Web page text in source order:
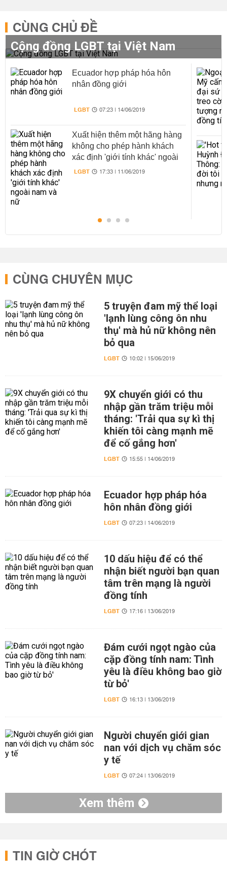
CÙNG CHỦ ĐỀ
Cộng đồng LGBT tại Việt Nam
Ecuador hợp pháp hóa hôn
nhân đồng giới
LGBT 07:23 | 14/06/2019
Xuất hiện thêm một hãng hàng
không cho phép hành khách
xác định 'giới tính khác' ngoài
nam và nữ
LGBT 17:33 | 11/06/2019
CÙNG CHUYÊN MỤC
5 truyện đam mỹ thể loại
'lạnh lùng công ôn nhu
thụ' mà hủ nữ không nên
bỏ qua
LGBT 10:02 | 15/06/2019
9X chuyển giới có thu
nhập gần trăm triệu mỗi
tháng: 'Trải qua sự kì thị
khiến tôi càng mạnh mẽ
để cố gắng hơn'
LGBT 15:55 | 14/06/2019
Ecuador hợp pháp hóa
hôn nhân đồng giới
LGBT 07:23 | 14/06/2019
10 dấu hiệu để có thể
nhận biết người bạn quan
tâm trên mạng là người
đồng tính
LGBT 17:16 | 13/06/2019
Đám cưới ngọt ngào của
cặp đồng tính nam: Tình
yêu là điều không bao giờ
từ bỏ'
LGBT 16:13 | 13/06/2019
Người chuyển giới gian
nan với dịch vụ chăm sóc
y tế
LGBT 07:24 | 13/06/2019
Xem thêm
TIN GIỜ CHÓT